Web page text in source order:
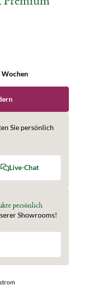
Wochen
Sie persönlich
Live-Chat
persönlich
Showrooms!